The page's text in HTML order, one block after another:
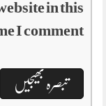
in this
I comment.